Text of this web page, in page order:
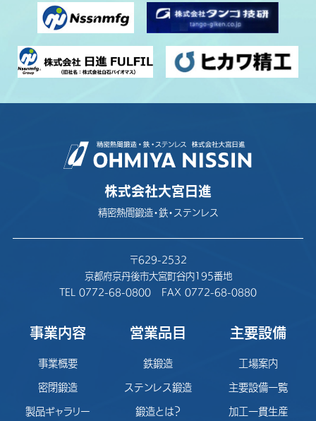
株式会社大宮日進
精密熱間鍛造・鉄・ステンレス
〒629-2532
京都府京丹後市大宮町谷内195番地
TEL 0772-68-0800
FAX 0772-68-0880
事業内容
事業概要
密閉鍛造
製品ギャラリー
営業品目
鉄鍛造
ステンレス鍛造
鍛造とは？
主要設備
工場案内
主要設備一覧
加工一貫生産